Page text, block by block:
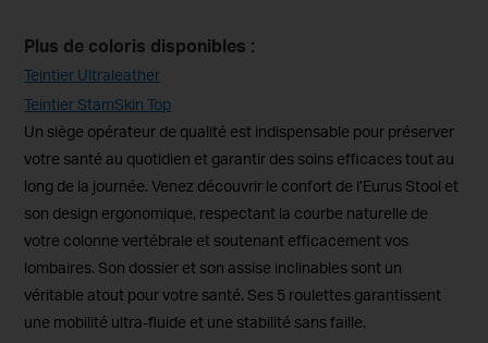
Plus de coloris disponibles :
Teintier Ultraleather
Teintier StamSkin Top
Un siège opérateur de qualité est indispensable pour préserver
votre santé au quotidien et garantir des soins efficaces tout au
long de la journée. Venez découvrir le confort de l’Eurus Stool et
son design ergonomique, respectant la courbe naturelle de
votre colonne vertébrale et soutenant efficacement vos
lombaires. Son dossier et son assise inclinables sont un
véritable atout pour votre santé. Ses 5 roulettes garantissent
une mobilité ultra-fluide et une stabilité sans faille.